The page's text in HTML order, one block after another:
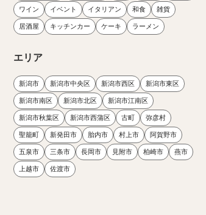
ワイン イベント イタリアン 和食 雑貨
居酒屋 キッチンカー ケーキ ラーメン
エリア
新潟市 新潟市中央区 新潟市西区 新潟市東区
新潟市南区 新潟市北区 新潟市江南区
新潟市秋葉区 新潟市西蒲区 古町 弥彦村
聖籠町 新発田市 胎内市 村上市 阿賀野市
五泉市 三条市 長岡市 見附市 柏崎市 燕市
上越市 佐渡市